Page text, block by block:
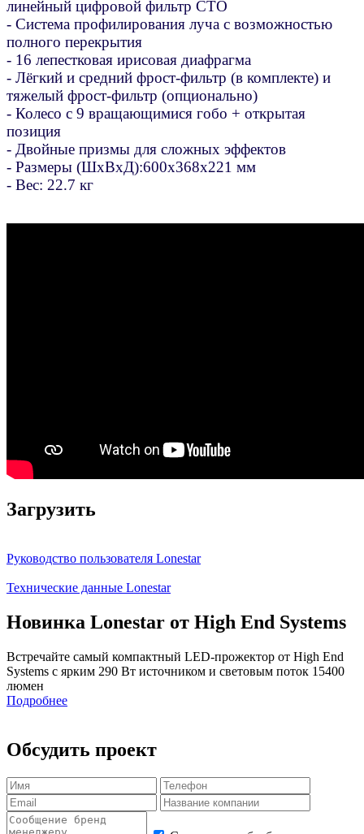
линейный цифровой фильтр CTO
- Система профилирования луча с возможностью
полного перекрытия
- 16 лепестковая ирисовая диафрагма
- Лёгкий и средний фрост-фильтр (в комплекте) и
тяжелый фрост-фильтр (опционально)
- Колесо с 9 вращающимися гобо + открытая
позиция
- Двойные призмы для сложных эффектов
- Размеры (ШхВхД):600х368х221 мм
- Вес: 22.7 кг
Загрузить
Руководство пользователя Lonestar
Технические данные Lonestar
Новинка Lonestar от High End Systems
Встречайте самый компактный LED-прожектор от High End
Systems с ярким 290 Вт источником и световым поток 15400
люмен
Подробнее
Обсудить проект